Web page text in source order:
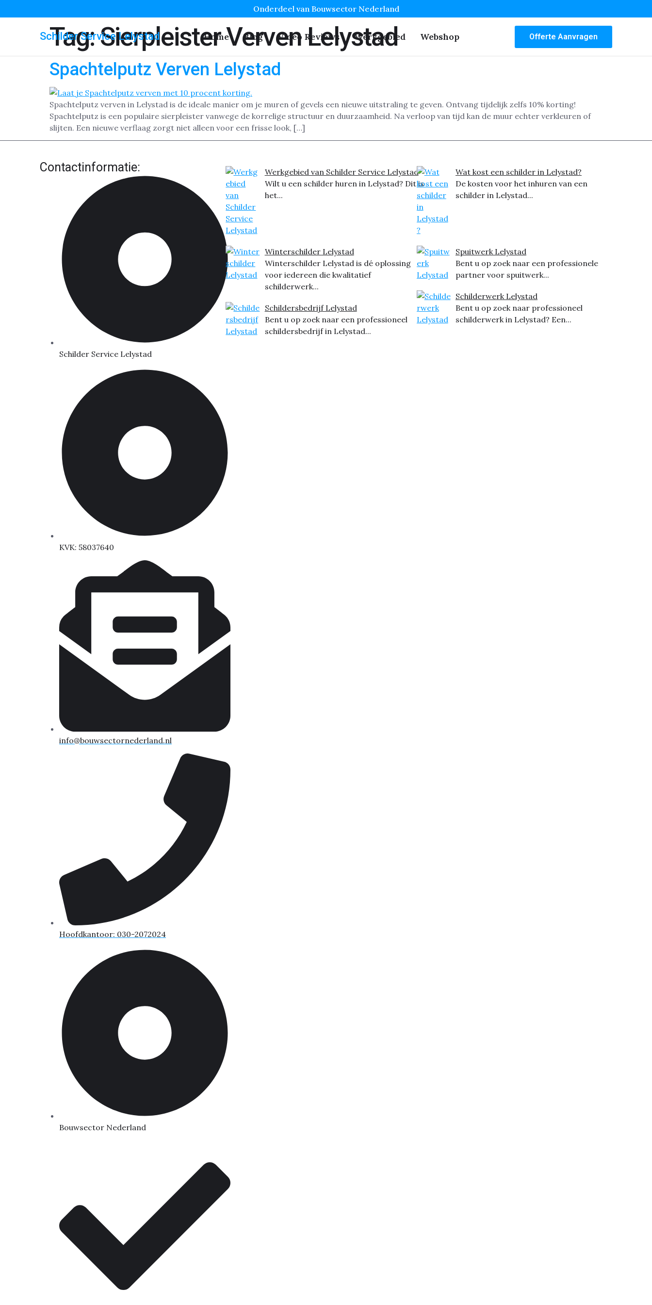
Onderdeel van Bouwsector Nederland
Schilder Service Lelystad Home Blog Video Reviews Werkgebied Webshop Offerte Aanvragen
Tag:Sierpleister Verven Lelystad
Spachtelputz Verven Lelystad
Spachtelputz verven in Lelystad is de ideale manier om je muren of gevels een nieuwe uitstraling te geven. Ontvang tijdelijk zelfs 10% korting!
Spachtelputz is een populaire sierpleister vanwege de korrelige structuur en duurzaamheid. Na verloop van tijd kan de muur echter verkleuren of
slijten. Een nieuwe verflaag zorgt niet alleen voor een frisse look, […]
Contactinformatie:
Schilder Service Lelystad
KVK: 58037640
info@bouwsectornederland.nl
Hoofdkantoor: 030-2072024
Bouwsector Nederland
Werkgebied van Schilder Service Lelystad
Wilt u een schilder huren in Lelystad? Dit is
het...
Winterschilder Lelystad
Winterschilder Lelystad is dé oplossing
voor iedereen die kwalitatief
schilderwerk...
Schildersbedrijf Lelystad
Bent u op zoek naar een professioneel
schildersbedrijf in Lelystad...
Wat kost een schilder in Lelystad?
De kosten voor het inhuren van een
schilder in Lelystad...
Spuitwerk Lelystad
Bent u op zoek naar een professionele
partner voor spuitwerk...
Schilderwerk Lelystad
Bent u op zoek naar professioneel
schilderwerk in Lelystad? Een...